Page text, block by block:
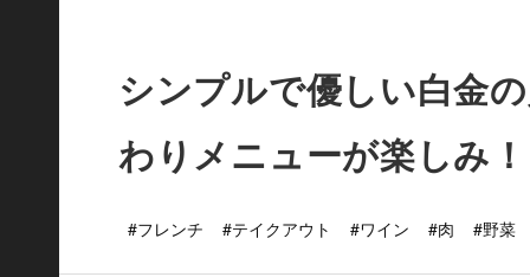
シンプルで優しい白金
わりメニューが楽しみ！
#フレンチ #テイクアウト #ワイン #肉 #野菜